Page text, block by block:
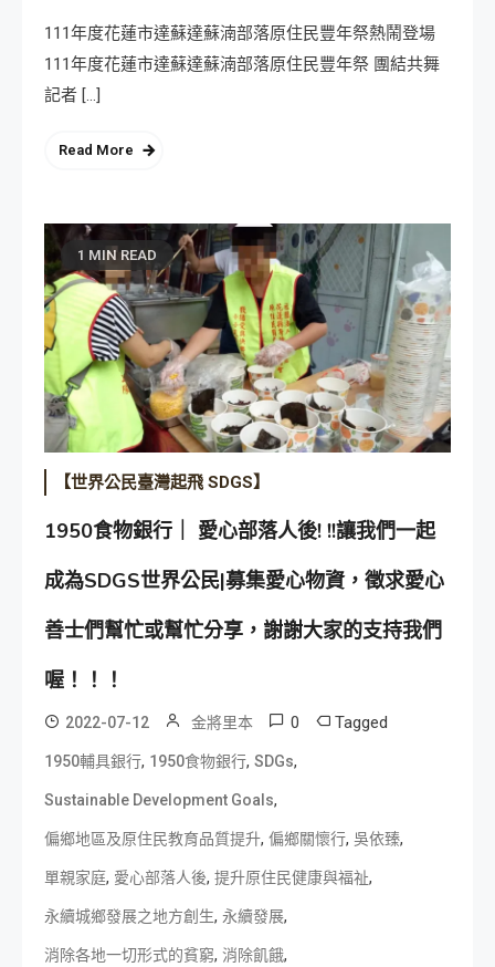
111年度花蓮市達蘇達蘇湳部落原住民豐年祭熱鬧登場
111年度花蓮市達蘇達蘇湳部落原住民豐年祭 團結共舞
記者 […]
Read More
1 MIN READ
【世界公民臺灣起飛 SDGS】
1950食物銀行｜ 愛心部落人後! !!讓我們一起
成為SDGS世界公民|募集愛心物資，徵求愛心
善士們幫忙或幫忙分享，謝謝大家的支持我們
喔！！！
2022-07-12 金將里本 0 Tagged
1950輔具銀行, 1950食物銀行, SDGs,
Sustainable Development Goals,
偏鄉地區及原住民教育品質提升, 偏鄉關懷行, 吳依臻,
單親家庭, 愛心部落人後, 提升原住民健康與福祉,
永續城鄉發展之地方創生, 永續發展,
消除各地一切形式的貧窮, 消除飢餓,